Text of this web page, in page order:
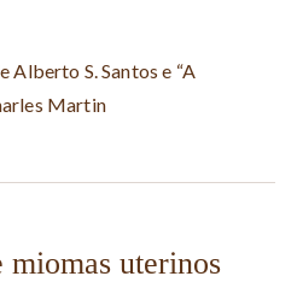
Alberto S. Santos e “A
Martin
miomas uterinos